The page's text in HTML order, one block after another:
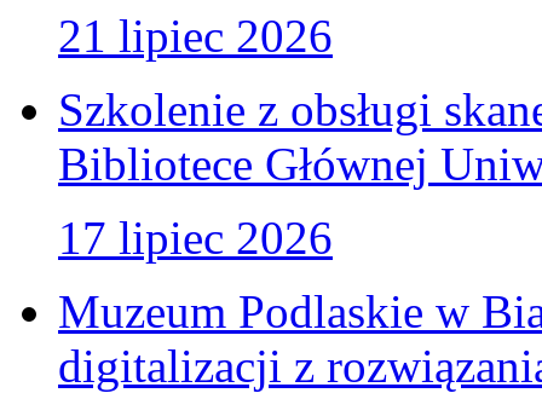
21 lipiec 2026
Szkolenie z obsługi
Bibliotece Głównej
17 lipiec 2026
Muzeum Podlaskie w
digitalizacji z